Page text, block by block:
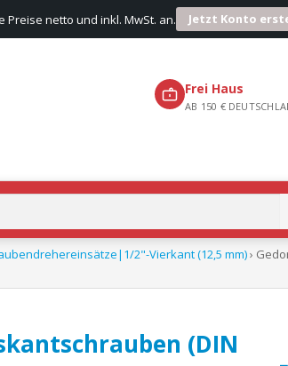
netto und inkl. MwSt. an. Jetzt Konto
Frei Haus
AB 150 €
2"-Vierkant (12,5 mm)›
(DIN